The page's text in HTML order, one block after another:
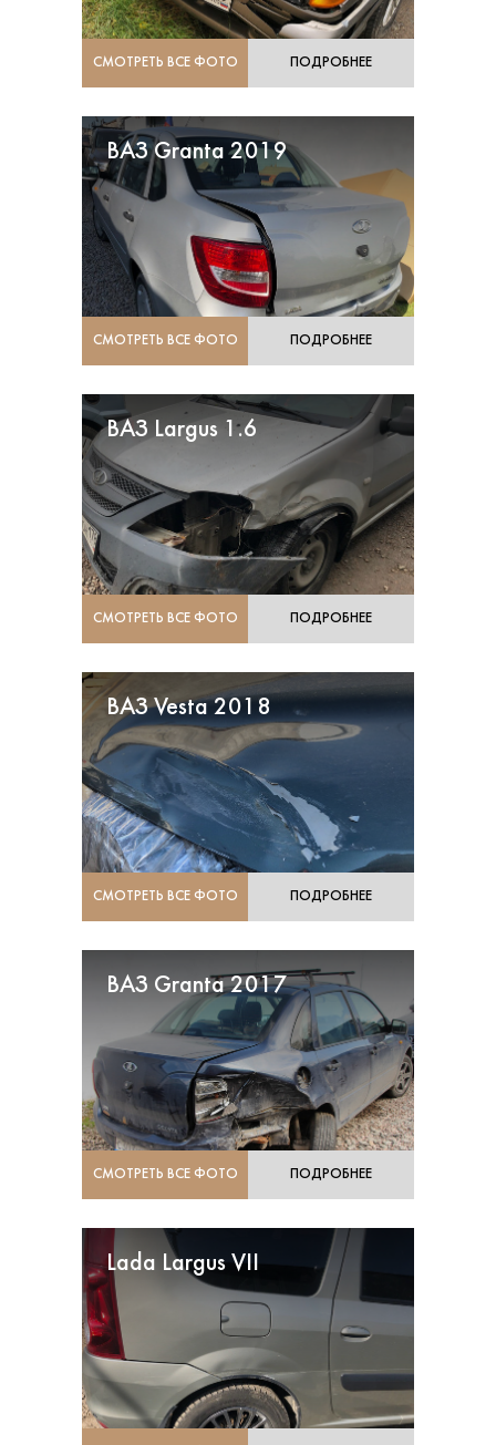
СМОТРЕТЬ ВСЕ ФОТО ПОДРОБНЕЕ
ВАЗ Granta 2019
СМОТРЕТЬ ВСЕ ФОТО ПОДРОБНЕЕ
ВАЗ Largus 1.6
СМОТРЕТЬ ВСЕ ФОТО ПОДРОБНЕЕ
ВАЗ Vesta 2018
СМОТРЕТЬ ВСЕ ФОТО ПОДРОБНЕЕ
ВАЗ Granta 2017
СМОТРЕТЬ ВСЕ ФОТО ПОДРОБНЕЕ
Lada Largus VII